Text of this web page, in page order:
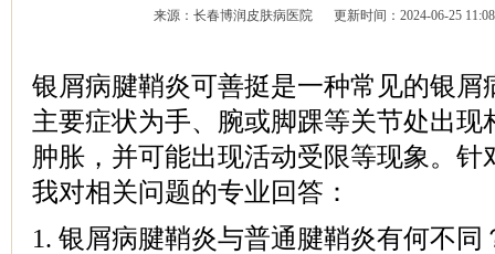
来源：长春博润皮肤病医院 更新时间：2024-06-25
银屑病腱鞘炎可善挺是一种常见的银屑
主要症状为手、腕或脚踝等关节处出现
肿胀，并可能出现活动受限等现象。针
我对相关问题的专业回答：
1. 银屑病腱鞘炎与普通腱鞘炎有何不同